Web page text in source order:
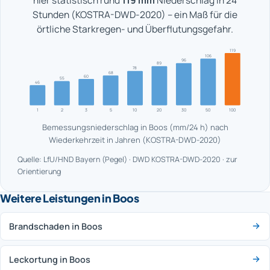
Stunden (KOSTRA-DWD-2020) – ein Maß für die
örtliche Starkregen- und Überflutungsgefahr.
1
46
2
55
3
60
5
68
10
78
20
89
30
96
50
106
100
119
Bemessungsniederschlag in Boos (mm/24 h) nach
Wiederkehrzeit in Jahren (KOSTRA-DWD-2020)
Quelle: LfU/HND Bayern (Pegel) · DWD KOSTRA-DWD-2020 · zur
Orientierung
Weitere Leistungen in Boos
Brandschaden in Boos
Leckortung in Boos